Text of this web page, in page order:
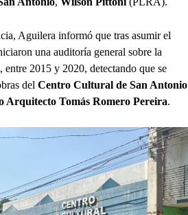
Aguilera informó que tras asumir el
una auditoría general sobre la
2015 y 2020, detectando que se
del Centro Cultural de San Antonio
Arquitecto Tomás Romero Pereira.